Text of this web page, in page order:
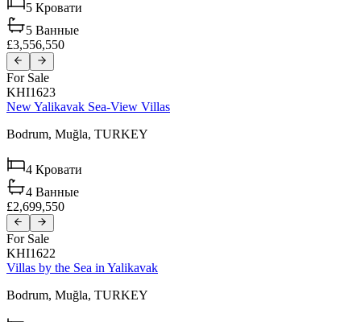
5 Кровати
5 Ванные
£3,556,550
For Sale
KHI1623
New Yalikavak Sea-View Villas
Bodrum, Muğla, TURKEY
4 Кровати
4 Ванные
£2,699,550
For Sale
KHI1622
Villas by the Sea in Yalikavak
Bodrum, Muğla, TURKEY